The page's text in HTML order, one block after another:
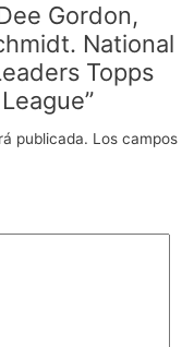
Gordon,
National
Topps
publicada. Los campos